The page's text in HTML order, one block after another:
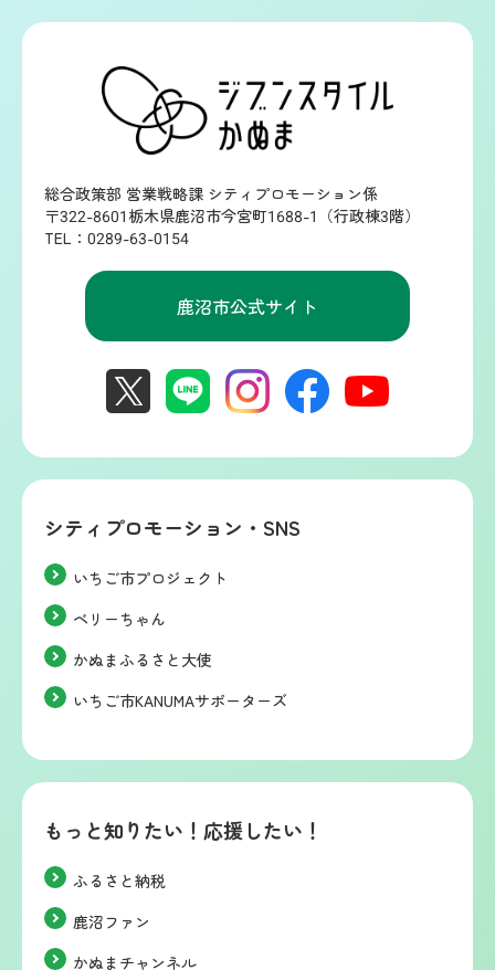
総合政策部 営業戦略課 シティプロモーション係
〒322-8601栃木県鹿沼市今宮町1688-1（行政棟3階）
TEL：0289-63-0154
鹿沼市公式サイト
シティプロモーション・SNS
いちご市プロジェクト
ベリーちゃん
かぬまふるさと大使
いちご市KANUMAサポーターズ
もっと知りたい！応援したい！
ふるさと納税
鹿沼ファン
かぬまチャンネル